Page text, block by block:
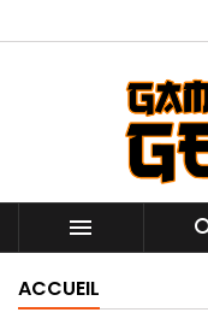

ACCUEIL